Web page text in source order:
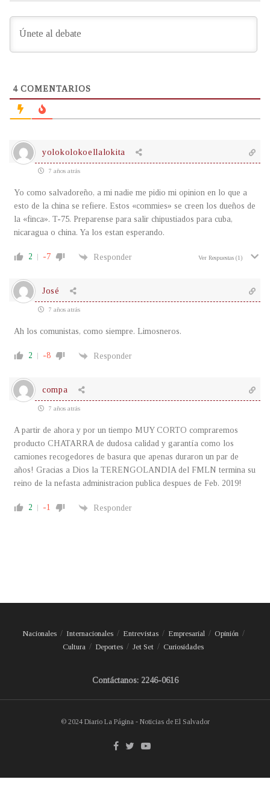
4COMENTARIOS
yolokolokoellalokita
7 años atrás
Yo como salvadoreño, a mi nadie me pidio mi opinion en lo que a
esto de la china se refiere. Estos «commies» se creen los dueños de
la «finca». T-75. Preparense para salir chipustiados para cuba,
nicaragua o china. Ya los estan esperando.
2 -7 Responder Ver Respuestas (1)
José
7 años atrás
Ah los comunistas, como siempre. Limosneros.
2 -8 Responder
compa
7 años atrás
A partir de ahora y por un tiempo MUY CORTO compraremos
producto CHATARRA de dudosa calidad y garantía como los
camiones recogedores de basura que apenas duraron un par de
años! Gracias a Dios la TERENGOLANDIA del FMLN termina su
reino de la nefasta administracion publica despues de Feb. 2019!
2 -1 Responder
Nacionales Internacionales Entrevistas Empresarial
Opinión
Cultura
Deportes Jet Set Curiosidades
Contáctanos: 2246-0616
© 2024 Diario La Página - Noticias de El Salvador